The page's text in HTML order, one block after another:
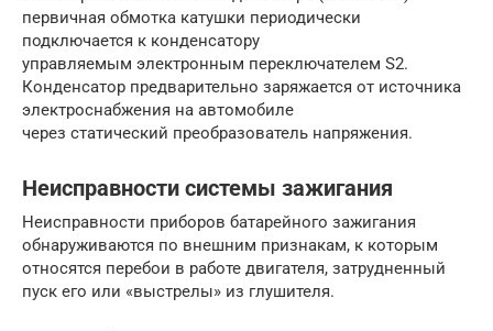
первичная обмотка катушки периодически
подключается к конденсатору
управляемым электронным переключателем S2.
Конденсатор предварительно за­ряжается от источника
электроснабжения на автомобиле
через статический преобразователь напряжения.
Неисправности системы зажигания
Неисправности приборов батарейного зажигания
обнаруживаются по внешним признакам, к которым
относятся перебои в работе дви­гателя, затрудненный
пуск его или «выстрелы» из глушителя.